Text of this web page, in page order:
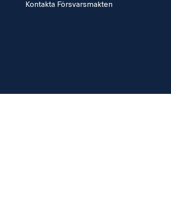
Kontakta Försvarsmakten